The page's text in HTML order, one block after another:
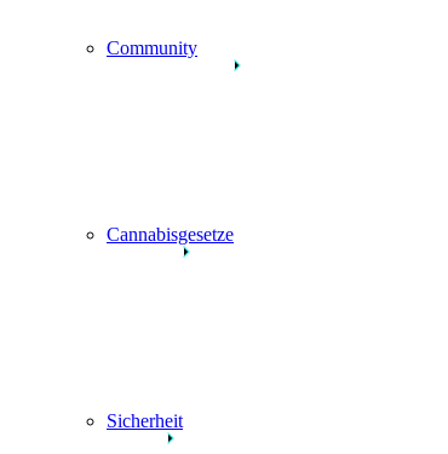
Community
Cannabisgesetze
Sicherheit